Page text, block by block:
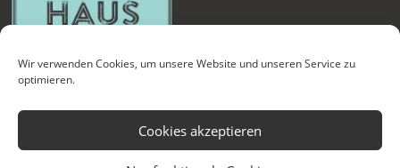
Wir verwenden Cookies, um unsere Website und unseren Service zu
optimieren.
Cookies akzeptieren